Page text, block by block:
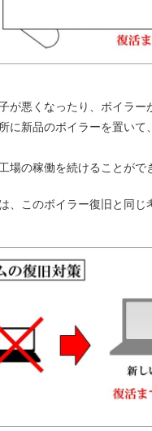
が悪くなったり、ボイラー
に新品のボイラーを置いて
場の稼働を続けることがで
、このボイラー復旧と同じ